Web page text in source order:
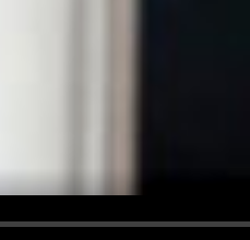
Kommentare erscheinen.